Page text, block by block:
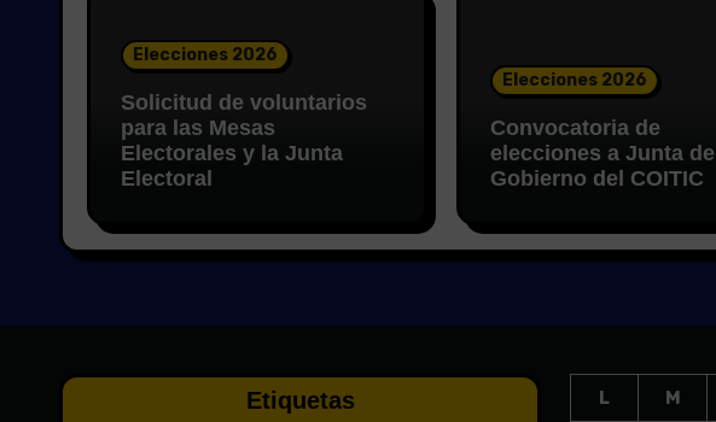
Elecciones 2026
Solicitud de voluntarios
para las Mesas
Electorales y la Junta
Electoral
Elecciones 2026
Convocatoria de
elecciones a Junta de
Gobierno del COITIC
Etiquetas L M